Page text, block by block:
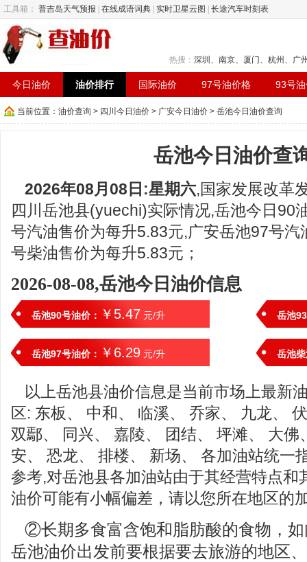
热搜： 深圳 、 南京、 厦门、 杭州 、 广
今日油价 油价排行 国际油价 97号油价格 93号
工具箱： 普吉岛天气预报 在线成语词典 实时卫星云图 长途汽车时刻表
当前位置： 油价查询 > 四川今日油价 > 广安今日油价 > 岳池今日油价查询
岳池今日油价查
2026年08月08日:星期六,国家发展改革
四川岳池县(yuechi)实际情况,岳池今日90
号汽油售价为每升5.83元,广安岳池97号汽
号柴油售价为每升5.83元；
2026-08-08,岳池今日油价信息
岳池90号油价： ￥5.47 元/升 岳池
岳池97号油价： ￥6.29 元/升 岳池
以上岳池县油价信息是当前市场上最新
区: 东板、 中和、 临溪、 乔家、 九龙、
双鄢、 同兴、 嘉陵、 团结、 坪滩、 大佛
安、 恐龙、 排楼、 新场、 各加油站统一
参考,对岳池县各加油站由于其经营特点和
油价可能有小幅偏差，请以您所在地区的
②长期多食富含饱和脂肪酸的食物，
岳池油价出发前要根据要去旅游的地区